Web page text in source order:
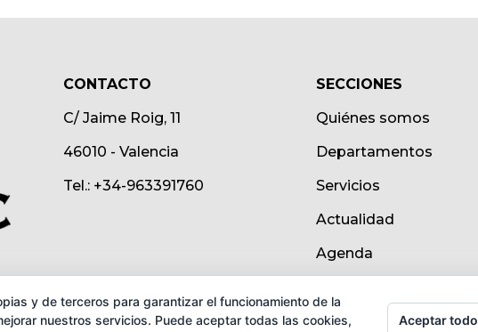
CONTACTO
C/ Jaime Roig, 11
46010 - Valencia
Tel.: +34-963391760
SECCIONES
Quiénes somos
Departamentos
Servicios
Actualidad
Agenda
y de terceros para garantizar el funcionamiento de la
nuestros servicios. Puede aceptar todas las cookies,
Aceptar todo